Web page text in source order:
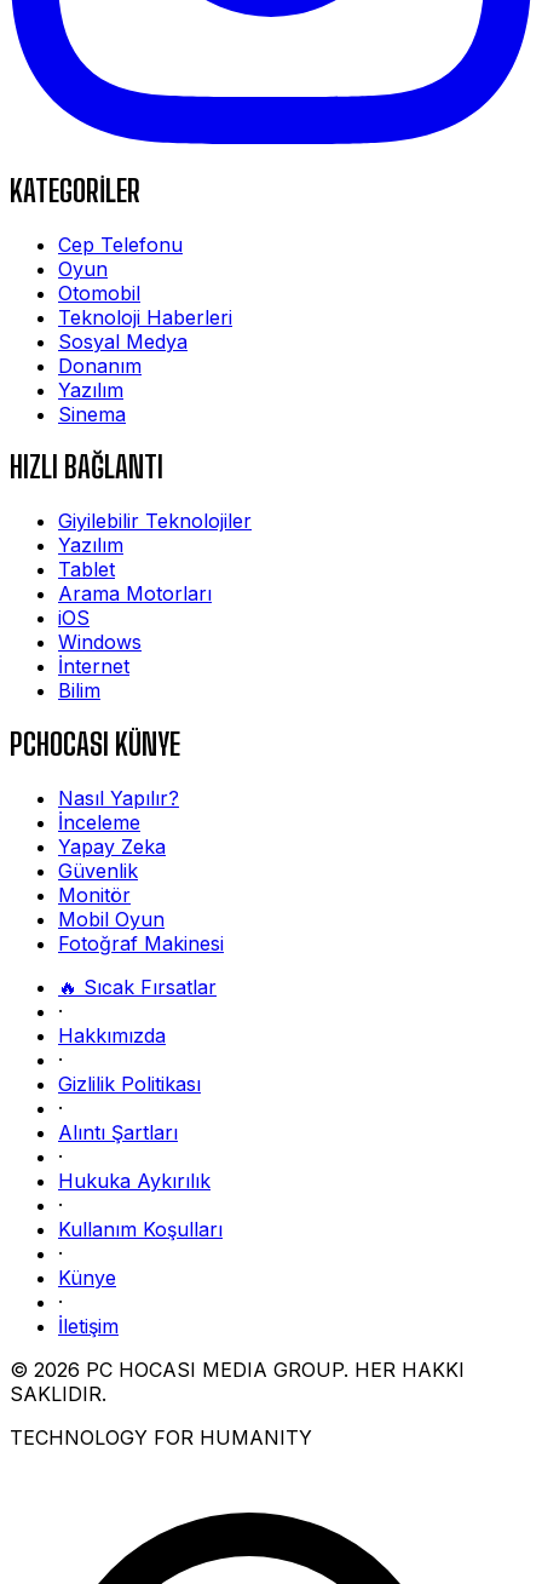
KATEGORİLER
Cep Telefonu
Oyun
Otomobil
Teknoloji Haberleri
Sosyal Medya
Donanım
Yazılım
Sinema
HIZLI BAĞLANTI
Giyilebilir Teknolojiler
Yazılım
Tablet
Arama Motorları
iOS
Windows
İnternet
Bilim
PCHOCASI KÜNYE
Nasıl Yapılır?
İnceleme
Yapay Zeka
Güvenlik
Monitör
Mobil Oyun
Fotoğraf Makinesi
🔥 Sıcak Fırsatlar
·
Hakkımızda
·
Gizlilik Politikası
·
Alıntı Şartları
·
Hukuka Aykırılık
·
Kullanım Koşulları
·
Künye
·
İletişim
© 2026 PC HOCASI MEDIA GROUP. HER HAKKI
SAKLIDIR.
TECHNOLOGY FOR HUMANITY